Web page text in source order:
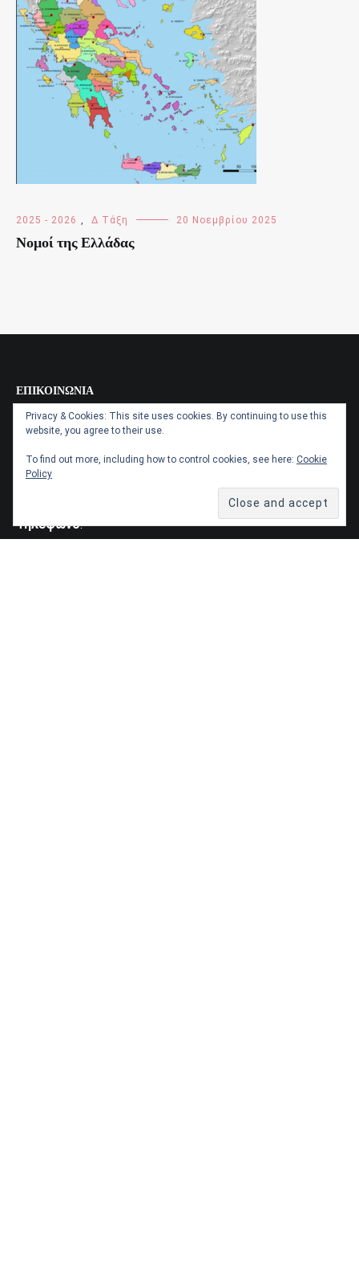
2025 - 2026 , Δ Τάξη 20 Νοεμβρίου 2025
Νομοί της Ελλάδας
ΕΠΙΚΟΙΝΩΝΊΑ
Διεύθυνση
Τ.Κ. 84100
Τηλέφωνο:
Privacy & Cookies: This site uses cookies. By continuing to use this
website, you agree to their use.
To find out more, including how to control cookies, see here: Cookie
Policy